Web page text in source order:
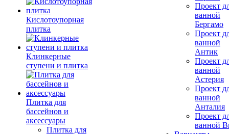
Кислотоупорная
плитка
Клинкерные
ступени и плитка
Плитка для
бассейнов и
аксессуары
Плитка для
Проект
ванной
Бергамо
Проект
ванной
Антик
Проект
ванной
Астерия
Проект
ванной
Анталия
Проект
ванной